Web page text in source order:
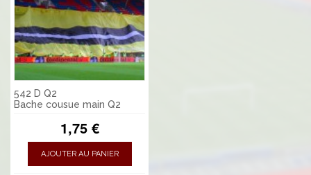
542 D Q2
Bache cousue main Q2
1,75 €
AJOUTER AU PANIER